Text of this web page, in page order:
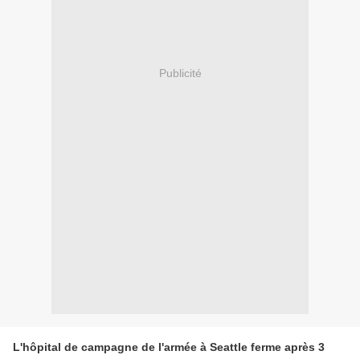
Publicité
L'hôpital de campagne de l'armée à Seattle ferme après 3